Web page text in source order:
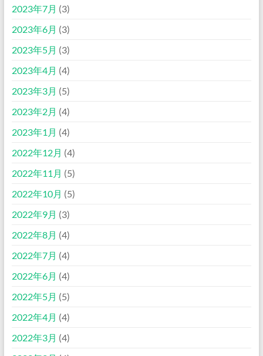
2023年7月 (3)
2023年6月 (3)
2023年5月 (3)
2023年4月 (4)
2023年3月 (5)
2023年2月 (4)
2023年1月 (4)
2022年12月 (4)
2022年11月 (5)
2022年10月 (5)
2022年9月 (3)
2022年8月 (4)
2022年7月 (4)
2022年6月 (4)
2022年5月 (5)
2022年4月 (4)
2022年3月 (4)